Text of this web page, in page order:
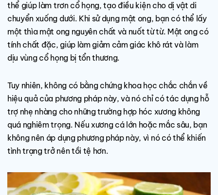
thể giúp làm trơn cổ họng, tạo điều kiện cho dị vật di
chuyển xuống dưới. Khi sử dụng mật ong, bạn có thể lấy
một thìa mật ong nguyên chất và nuốt từ từ. Mật ong có
tính chất đặc, giúp làm giảm cảm giác khô rát và làm
dịu vùng cổ họng bị tổn thương.
Tuy nhiên, không có bằng chứng khoa học chắc chắn về
hiệu quả của phương pháp này, và nó chỉ có tác dụng hỗ
trợ nhẹ nhàng cho những trường hợp hóc xương không
quá nghiêm trọng. Nếu xương cá lớn hoặc mắc sâu, bạn
không nên áp dụng phương pháp này, vì nó có thể khiến
tình trạng trở nên tồi tệ hơn.